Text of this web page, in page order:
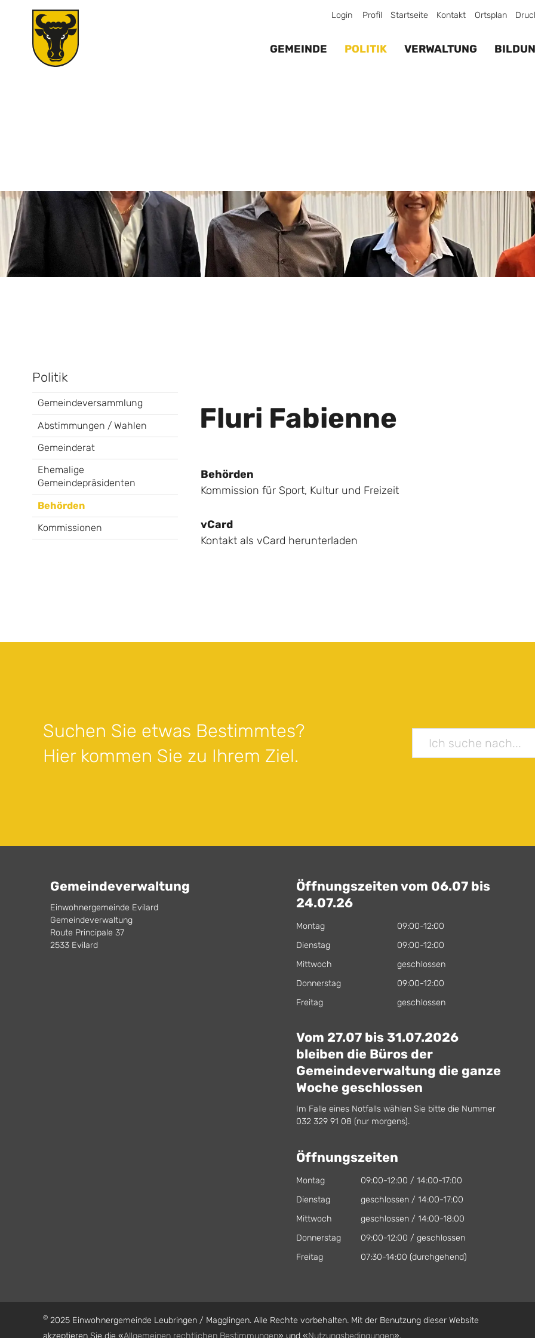
Profil Startseite Kontakt Ortsplan
Login
GEMEINDE POLITIK VERWALTUNG
Politik
Gemeindeversammlung
Abstimmungen / Wahlen
Gemeinderat
Ehemalige
Gemeindepräsidenten
Behörden
Kommissionen
Fluri Fabienne
Behörden
Kommission für Sport, Kultur und Freizeit
vCard
Kontakt als vCard herunterladen
Suchen Sie etwas Bestimmtes?
Hier kommen Sie zu Ihrem Ziel.
Gemeindeverwaltung
Einwohnergemeinde Evilard
Gemeindeverwaltung
Route Principale 37
2533 Evilard
Öffnungszeiten vom 06.07 bis
24.07.26
Montag
09:00-12:00
Dienstag
09:00-12:00
Mittwoch
geschlossen
Donnerstag
09:00-12:00
Freitag
geschlossen
Vom 27.07 bis 31.07.2026
bleiben die Büros der
Gemeindeverwaltung die ganze
Woche geschlossen
Im Falle eines Notfalls wählen Sie bitte die Nummer
032 329 91 08 (nur morgens).
Öffnungszeiten
Montag
09:00-12:00 / 14:00-17:00
Dienstag
geschlossen / 14:00-17:00
Mittwoch
geschlossen / 14:00-18:00
Donnerstag
09:00-12:00 / geschlossen
Freitag
07:30-14:00 (durchgehend)
© 2025 Einwohnergemeinde Leubringen / Magglingen. Alle Rechte vorbehalten. Mit der Benutzung dieser Website
akzeptieren Sie die «Allgemeinen rechtlichen Bestimmungen» und «Nutzungsbedingungen».